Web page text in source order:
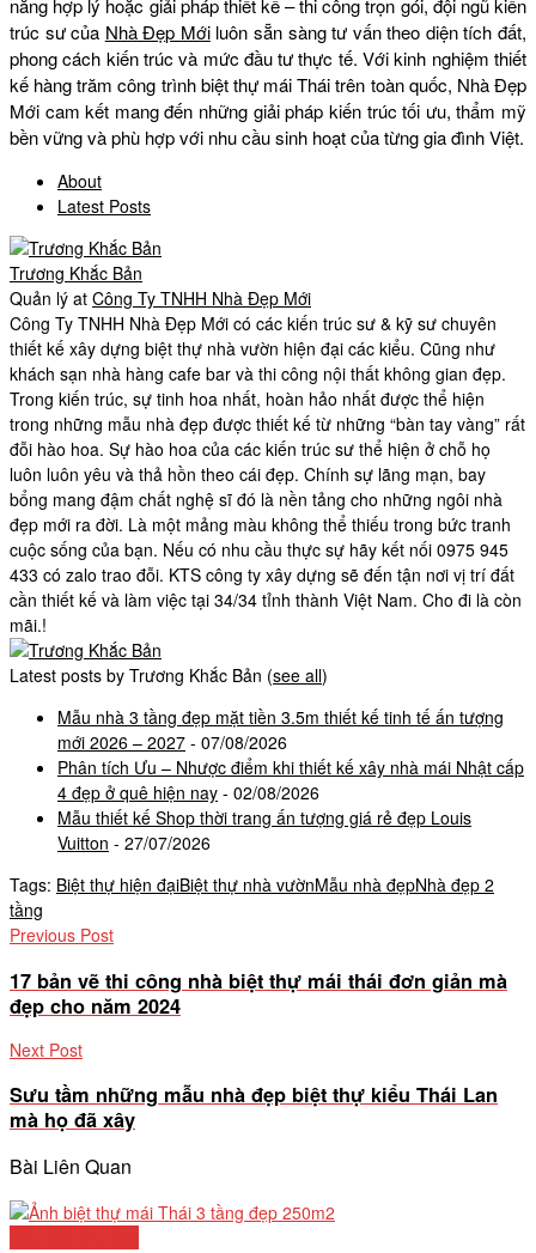
năng hợp lý hoặc giải pháp thiết kế – thi công trọn gói, đội ngũ kiến
trúc sư của Nhà Đẹp Mớiluôn sẵn sàng tư vấn theo diện tích đất,
phong cách kiến trúc và mức đầu tư thực tế. Với kinh nghiệm thiết
kế hàng trăm công trình biệt thự mái Thái trên toàn quốc, Nhà Đẹp
Mới cam kết mang đến những giải pháp kiến trúc tối ưu, thẩm mỹ
bền vững và phù hợp với nhu cầu sinh hoạt của từng gia đình Việt.
About
Latest Posts
Trương Khắc Bản
Quản lý at Công Ty TNHH Nhà Đẹp Mới
Công Ty TNHH Nhà Đẹp Mới có các kiến trúc sư & kỹ sư chuyên
thiết kế xây dựng biệt thự nhà vườn hiện đại các kiểu. Cũng như
khách sạn nhà hàng cafe bar và thi công nội thất không gian đẹp.
Trong kiến trúc, sự tinh hoa nhất, hoàn hảo nhất được thể hiện
trong những mẫu nhà đẹp được thiết kế từ những “bàn tay vàng” rất
đỗi hào hoa. Sự hào hoa của các kiến trúc sư thể hiện ở chỗ họ
luôn luôn yêu và thả hồn theo cái đẹp. Chính sự lãng mạn, bay
bổng mang đậm chất nghệ sĩ đó là nền tảng cho những ngôi nhà
đẹp mới ra đời. Là một mảng màu không thể thiếu trong bức tranh
cuộc sống của bạn. Nếu có nhu cầu thực sự hãy kết nối 0975 945
433 có zalo trao đỗi. KTS công ty xây dựng sẽ đến tận nơi vị trí đất
cần thiết kế và làm việc tại 34/34 tỉnh thành Việt Nam. Cho đi là còn
mãi.!
Latest posts by Trương Khắc Bản (see all)
Mẫu nhà 3 tầng đẹp mặt tiền 3.5m thiết kế tinh tế ấn tượng
mới 2026 – 2027 - 07/08/2026
Phân tích Ưu – Nhược điểm khi thiết kế xây nhà mái Nhật cấp
4 đẹp ở quê hiện nay - 02/08/2026
Mẫu thiết kế Shop thời trang ấn tượng giá rẻ đẹp Louis
Vuitton - 27/07/2026
Tags: Biệt thự hiện đạiBiệt thự nhà vườnMẫu nhà đẹpNhà đẹp 2
tầng
Previous Post
17 bản vẽ thi công nhà biệt thự mái thái đơn giản mà
đẹp cho năm 2024
Next Post
Sưu tầm những mẫu nhà đẹp biệt thự kiểu Thái Lan
mà họ đã xây
Bài Liên Quan